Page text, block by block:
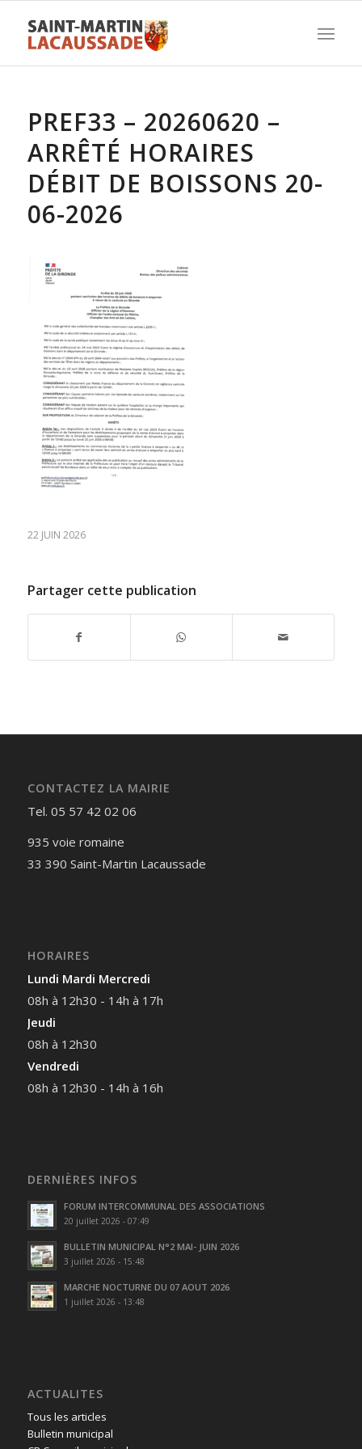
PREF33 – 20260620 –
ARRÊTÉ HORAIRES
DÉBIT DE BOISSONS 20-
06-2026
22 JUIN 2026
Partager cette publication
CONTACTEZ LA MAIRIE
Tel. 05 57 42 02 06
935 voie romaine
33 390 Saint-Martin Lacaussade
HORAIRES
Lundi Mardi Mercredi
08h à 12h30 - 14h à 17h
Jeudi
08h à 12h30
Vendredi
08h à 12h30 - 14h à 16h
DERNIÈRES INFOS
FORUM INTERCOMMUNAL DES ASSOCIATIONS
20 juillet 2026 - 07:49
BULLETIN MUNICIPAL N°2 MAI- JUIN 2026
3 juillet 2026 - 15:48
MARCHE NOCTURNE DU 07 AOUT 2026
1 juillet 2026 - 13:48
ACTUALITES
Tous les articles
Bulletin municipal